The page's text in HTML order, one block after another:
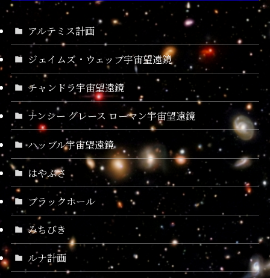
アルテミス計画
ジェイムズ・ウェッブ宇宙望遠鏡
チャンドラ宇宙望遠鏡
ナンシー グレース ローマン宇宙望遠鏡
ハッブル宇宙望遠鏡
はやぶさ
ブラックホール
みちびき
ルナ計画